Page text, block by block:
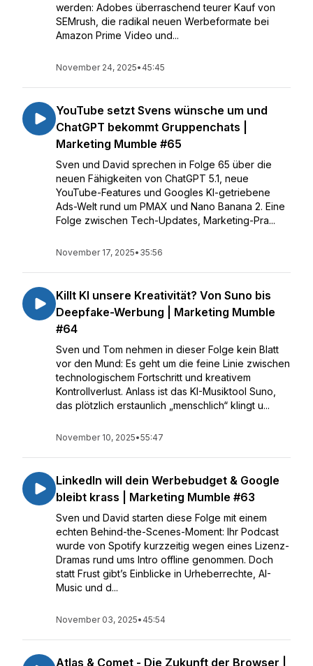
werden: Adobes überraschend teurer Kauf von
SEMrush, die radikal neuen Werbeformate bei
Amazon Prime Video und...
November 24, 2025• 45:45
YouTube setzt Svens wünsche um und
ChatGPT bekommt Gruppenchats |
Marketing Mumble #65
Sven und David sprechen in Folge 65 über die
neuen Fähigkeiten von ChatGPT 5.1, neue
YouTube-Features und Googles KI-getriebene
Ads-Welt rund um PMAX und Nano Banana 2. Eine
Folge zwischen Tech-Updates, Marketing-Pra...
November 17, 2025• 35:56
Killt KI unsere Kreativität? Von Suno bis
Deepfake-Werbung | Marketing Mumble
#64
Sven und Tom nehmen in dieser Folge kein Blatt
vor den Mund: Es geht um die feine Linie zwischen
technologischem Fortschritt und kreativem
Kontrollverlust. Anlass ist das KI-Musiktool Suno,
das plötzlich erstaunlich „menschlich“ klingt u...
November 10, 2025•55:47
LinkedIn will dein Werbebudget & Google
bleibt krass | Marketing Mumble #63
Sven und David starten diese Folge mit einem
echten Behind-the-Scenes-Moment: Ihr Podcast
wurde von Spotify kurzzeitig wegen eines Lizenz-
Dramas rund ums Intro offline genommen. Doch
statt Frust gibt’s Einblicke in Urheberrechte, AI-
Music und d...
November 03, 2025• 45:54
Atlas & Comet - Die Zukunft der Browser |